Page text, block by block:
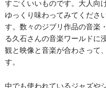
すごくいいものです。大人向
ゆっくり味わってみてくださ
す。数々のジブリ作品の音楽
る久石さんの音楽ワールドに
観と映像と音楽が合わさって
す。
中でも使われているジャズや